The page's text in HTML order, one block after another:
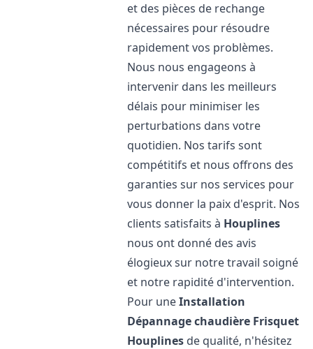
et des pièces de rechange
nécessaires pour résoudre
rapidement vos problèmes.
Nous nous engageons à
intervenir dans les meilleurs
délais pour minimiser les
perturbations dans votre
quotidien. Nos tarifs sont
compétitifs et nous offrons des
garanties sur nos services pour
vous donner la paix d'esprit. Nos
clients satisfaits à Houplines
nous ont donné des avis
élogieux sur notre travail soigné
et notre rapidité d'intervention.
Pour uneInstallation
Dépannage chaudière Frisquet
Houplines de qualité, n'hésitez